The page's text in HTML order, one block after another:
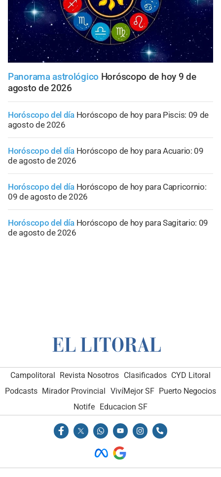
Panorama astrológico Horóscopo de hoy 9 de
agosto de 2026
Horóscopo del día Horóscopo de hoy para Piscis: 09 de
agosto de 2026
Horóscopo del día Horóscopo de hoy para Acuario: 09
de agosto de 2026
Horóscopo del día Horóscopo de hoy para Capricornio:
09 de agosto de 2026
Horóscopo del día Horóscopo de hoy para Sagitario: 09
de agosto de 2026
Campolitoral Revista Nosotros Clasificados CYD Litoral
Podcasts Mirador Provincial VivíMejor SF Puerto Negocios
Notife
Educacion SF